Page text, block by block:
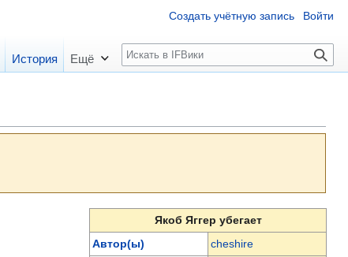
Якоб Яггер убегает
Автор(ы)
cheshire
Создать учётную запись Войти
История Ещё
П
о
к